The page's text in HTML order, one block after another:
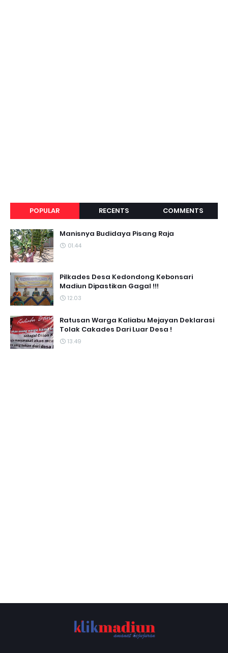
POPULAR RECENTS COMMENTS
Manisnya Budidaya Pisang Raja
01.44
Pilkades Desa Kedondong Kebonsari
Madiun Dipastikan Gagal !!!
12.03
Ratusan Warga Kaliabu Mejayan Deklarasi
Tolak Cakades Dari Luar Desa !
13.49